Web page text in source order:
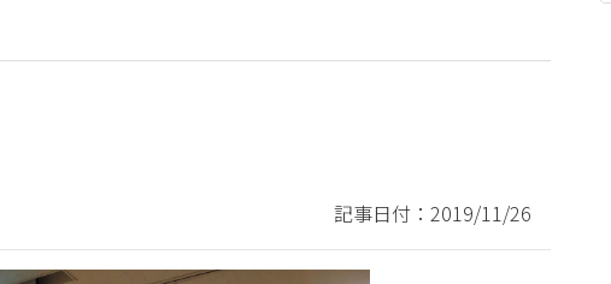
記事日付：2019/11/26